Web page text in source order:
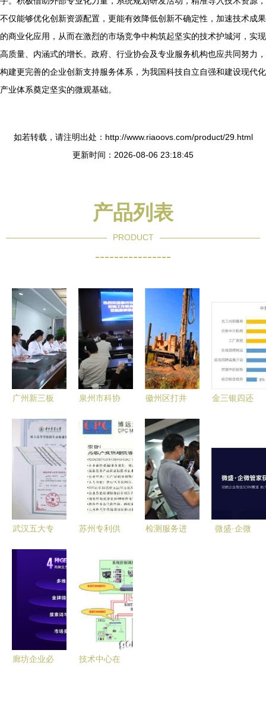
不仅能够优化创新资源配置，更能有效降低创新不确定性，加速技术成果
的商业化应用，从而在激烈的市场竞争中构筑起坚实的技术护城河，实现
高质量、内涵式的增长。政府、行业协会及专业服务机构也应共同努力，
构建更完善的企业创新支持服务体系，为我国科技自立自强和建设现代化
产业体系奠定坚实的微观基础。
如若转载，请注明出处：http://www.riaoovs.com/product/29.html
更新时间：2026-08-06 23:18:45
产品列表
PRODUCT
----------------
广州新三板
路演安信证
券专场29日
启幕——聚
焦企业技术
咨询，赋能
创新生态
泉州市科协
作委员会组
织委员深入
企业开展技
术咨询服务
徽州区打井
实效引领，
企业技术咨
询的关键策
略
金三银四还
半年员工流
业技术咨询
武汉五大专
构综合评述
与企业技术
咨询视角
苏州专利供
机构指南
为高新技术
企业申报保
驾护航
检测服务进
微盛·企微
廊坊企业必
技术中心在